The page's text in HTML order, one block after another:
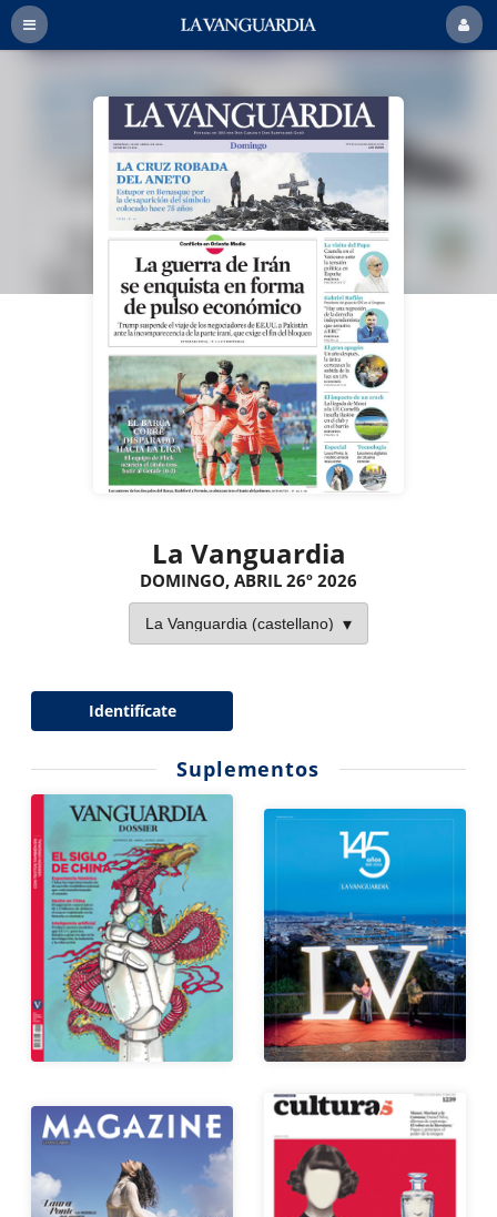
La Vanguardia
DOMINGO, ABRIL 26º 2026
Identifícate
Suplementos